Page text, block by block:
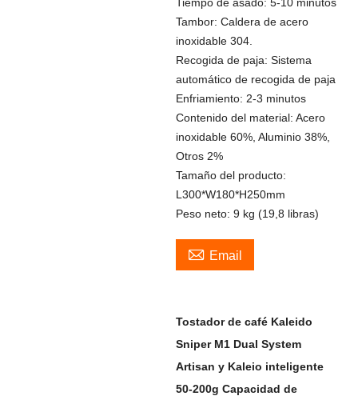
Tambor: Caldera de acero
inoxidable 304.
Recogida de paja: Sistema
automático de recogida de paja
Enfriamiento: 2-3 minutos
Contenido del material: Acero
inoxidable 60%, Aluminio 38%,
Otros 2%
Tamaño del producto:
L300*W180*H250mm
Peso neto: 9 kg (19,8 libras)
 Email
Tostador de café Kaleido
Sniper M1 Dual System
Artisan y Kaleio inteligente
50-200g Capacidad de